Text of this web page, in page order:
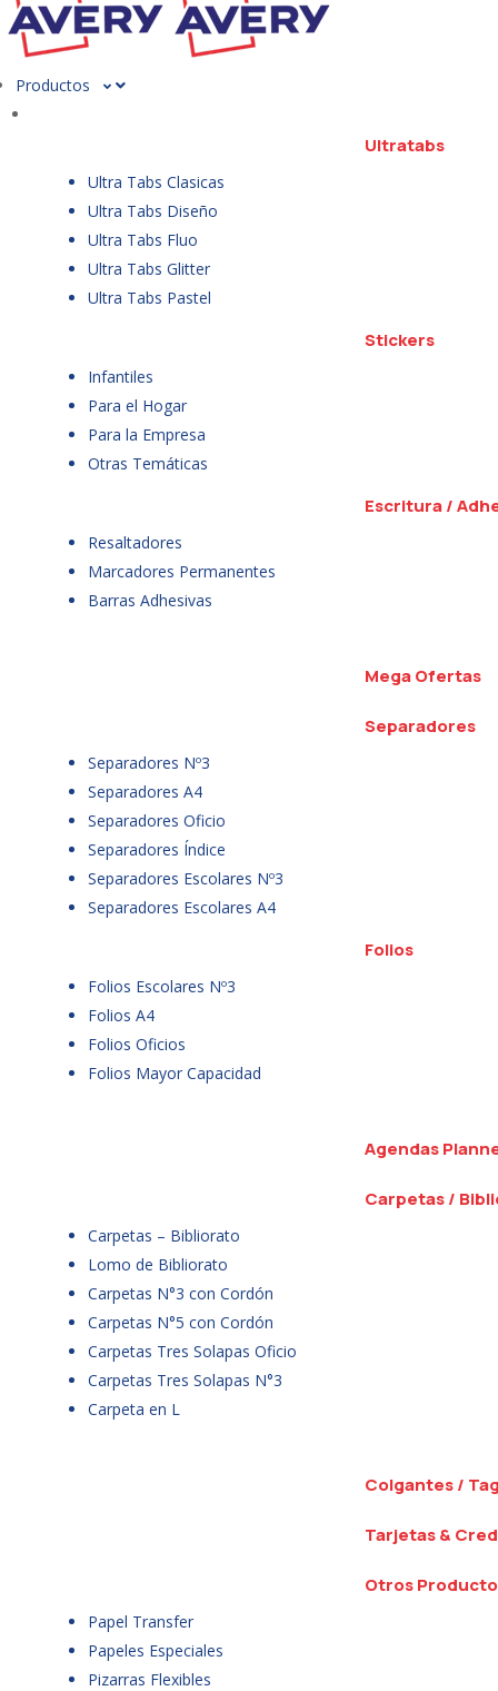
Productos
Ultratabs
Ultra Tabs Clasicas
Ultra Tabs Diseño
Ultra Tabs Fluo
Ultra Tabs Glitter
Ultra Tabs Pastel
Stickers
Infantiles
Para el Hogar
Para la Empresa
Otras Temáticas
Escritura /
Resaltadores
Marcadores Permanentes
Barras Adhesivas
Mega Ofertas
Separadores
Separadores Nº3
Separadores A4
Separadores Oficio
Separadores Índice
Separadores Escolares Nº3
Separadores Escolares A4
Folios
Folios Escolares Nº3
Folios A4
Folios Oficios
Folios Mayor Capacidad
Agendas
Carpetas /
Carpetas – Bibliorato
Lomo de Bibliorato
Carpetas N°3 con Cordón
Carpetas N°5 con Cordón
Carpetas Tres Solapas Oficio
Carpetas Tres Solapas N°3
Carpeta en L
Colgantes /
Tarjetas &
Otros
Papel Transfer
Papeles Especiales
Pizarras Flexibles